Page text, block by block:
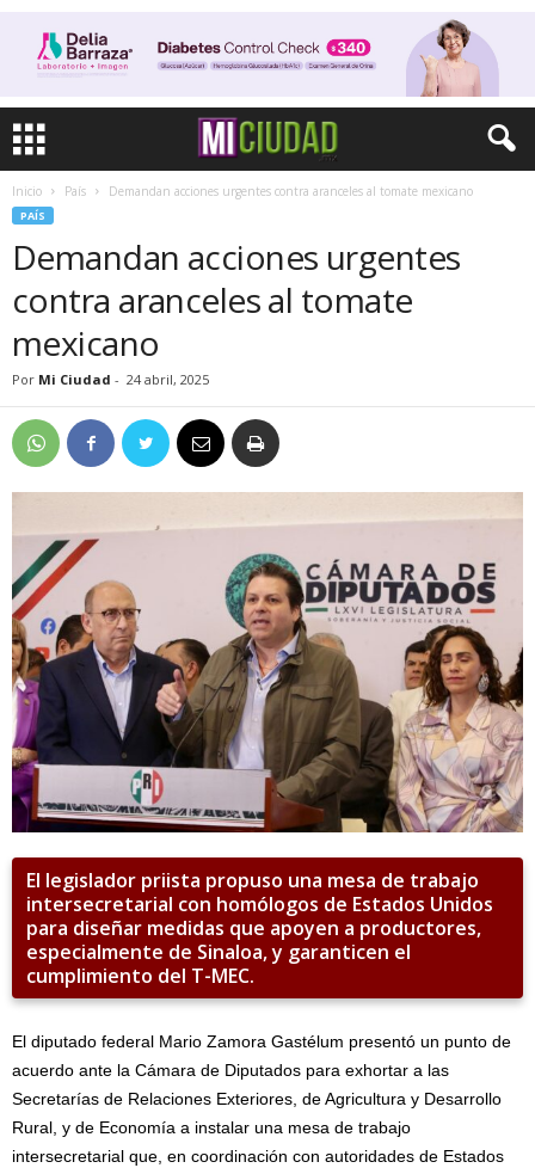
Inicio País Demandan acciones urgentes contra aranceles al tomate mexicano
PAÍS
Demandan acciones urgentes
contra aranceles al tomate
mexicano
Por Mi Ciudad - 24 abril, 2025
El legislador priista propuso una mesa de trabajo
intersecretarial con homólogos de Estados Unidos
para diseñar medidas que apoyen a productores,
especialmente de Sinaloa, y garanticen el
cumplimiento del T-MEC.
El diputado federal Mario Zamora Gastélum presentó un punto de
acuerdo ante la Cámara de Diputados para exhortar a las
Secretarías de Relaciones Exteriores, de Agricultura y Desarrollo
Rural, y de Economía a instalar una mesa de trabajo
intersecretarial que, en coordinación con autoridades de Estados